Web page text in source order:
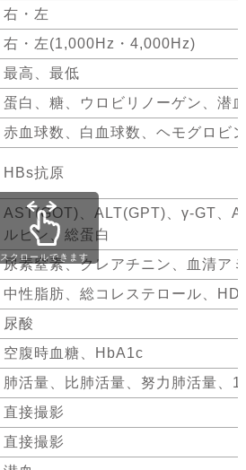
右・左
右・左(1,000Hz・4,000Hz)
最高、最低
蛋白、糖、ウロビリノーゲン、潜
赤血球数、白血球数、ヘモグロビ
HBs抗原
AST(GOT)、ALT(GPT)、γ-GT、
ルビン、総蛋白
尿素窒素、クレアチニン、血清ア
中性脂肪、総コレステロール、
尿酸
空腹時血糖、HbA1c
肺活量、比肺活量、努力肺活量、
直接撮影
直接撮影
スクロールできます